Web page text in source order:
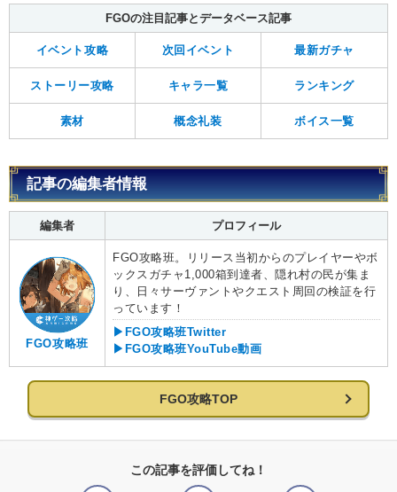
FGOの注目記事とデータベース記事
イベント攻略 次回イベント 最新ガチャ
ストーリー攻略 キャラ一覧 ランキング
素材 概念礼装 ボイス一覧
記事の編集者情報
編集者 プロフィール
FGO攻略班
FGO攻略班。リリース当初からのプレイヤーやボ
ックスガチャ1,000箱到達者、隠れ村の民が集ま
り、日々サーヴァントやクエスト周回の検証を行
っています！
▶FGO攻略班Twitter
▶FGO攻略班YouTube動画
FGO攻略TOP
この記事を評価してね！